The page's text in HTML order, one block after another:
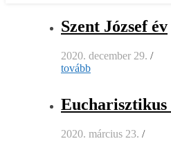
Szent József év
2020. december 29. /
tovább
Eucharisztikus
2020. március 23. /